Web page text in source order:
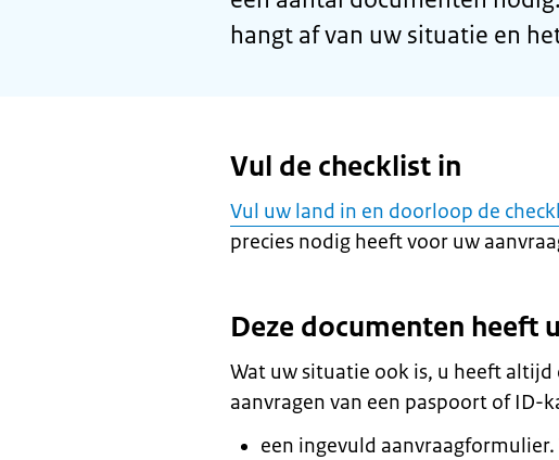
hangt af van uw situatie en
Vul de checklist in
Vul uw land in en doorloop de
precies nodig heeft voor uw
Deze documenten heeft
Wat uw situatie ook is, u heeft
aanvragen van een paspoort of ID-
een ingevuld